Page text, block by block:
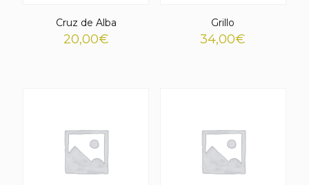
Cruz de Alba
20,00€
Grillo
34,00€